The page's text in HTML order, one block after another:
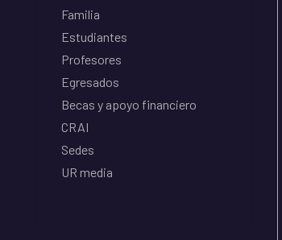
Familia
Estudiantes
Profesores
Egresados
Becas y apoyo financiero
CRAI
Sedes
UR media